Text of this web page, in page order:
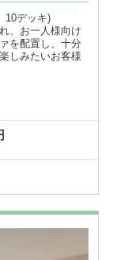
10デッキ)
、お一人様向け
を配置し、十分
しみたいお客様